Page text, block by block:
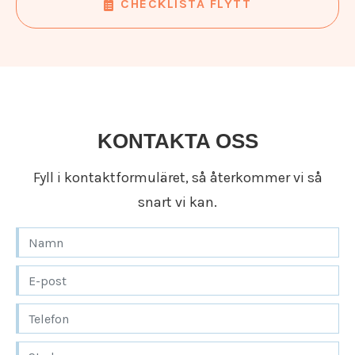
i ordning, och med den gamla utflyttade
CHECKLISTA FLYTT
KONTAKTA OSS
Fyll i kontaktformuläret, så återkommer vi så
snart vi kan.